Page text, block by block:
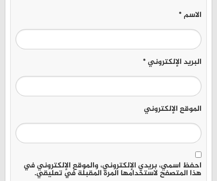
الاسم*
البريد الإلكتروني*
الموقع الإلكتروني
احفظ اسمي، بريدي الإلكتروني، والموقع الإلكتروني في
هذا المتصفح لاستخدامها المرة المقبلة في تعليقي.